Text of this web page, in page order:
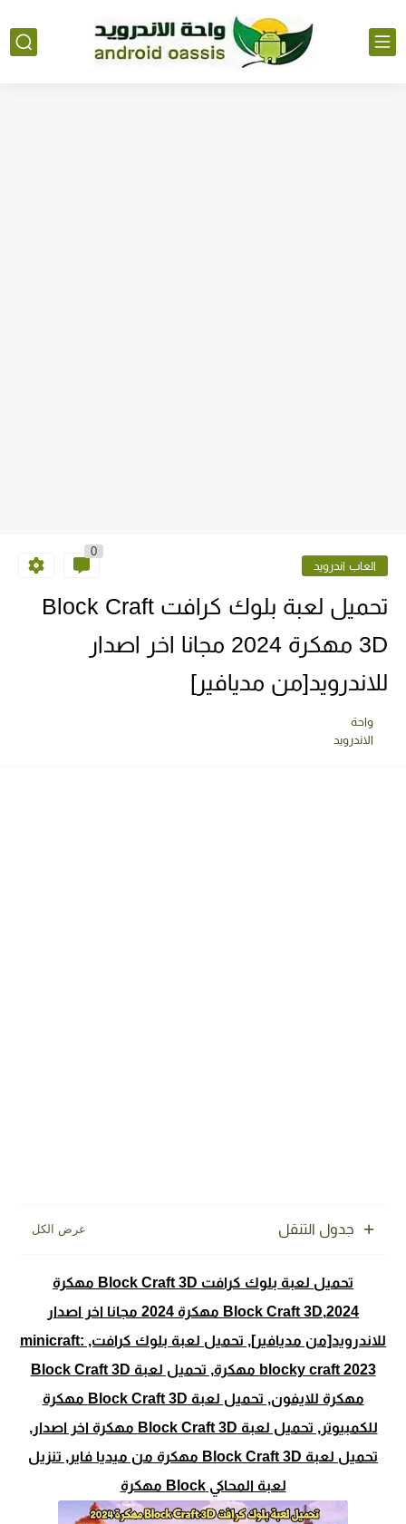
العاب اندرويد
0
تحميل لعبة بلوك كرافت Block Craft
3D مهكرة 2024 مجانا اخر اصدار
للاندرويد[من مديافير]
واحة
الاندرويد
جدول التنقل
تحميل لعبة بلوك كرافت Block Craft 3D مهكرة
2024,Block Craft 3D مهكرة 2024 مجانا اخر اصدار
للاندرويد[من مديافير], تحميل لعبة بلوك كرافت, minicraft:
blocky craft 2023 مهكرة, تحميل لعبة Block Craft 3D
مهكرة للايفون, تحميل لعبة Block Craft 3D مهكرة
للك
مبيوتر, تحميل لعبة Block Craft 3D مهكرة اخر اصدار,
تحميل لعبة Block Craft 3D مهكرة من ميديا فاير, تنزيل
لعبة المحاكي Block مهكرة